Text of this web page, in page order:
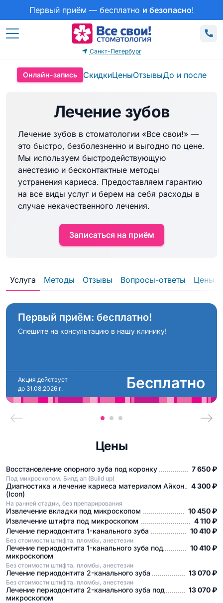
Первый приём — бесплатно и безопасно!
Санкт-Петербург
Онлайн-запись СкидкиЦеныОтзывыДо и после
Лечение зубов
Лечение зубов в стоматологии «Все свои!» —
это быстро, безболезненно и выгодно по цене.
Мы используем быстродействующую
анестезию и бесконтактные методы
устранения кариеса. Предоставляем гарантию
на все виды услуг и берем на себя расходы в
случае некачественного лечения.
Записаться на приём
Услуга Методы Отзывы Вопросы-ответы Цены
Первый приём: бесплатно!
Спешите на консультацию в нашу клинику!
Акция действует
до 31.08.2026 г.
Бесплатно
Цены
Восстановление опорного зуба под коронку
Под микроскопом. Билд ап (Build up)
7 650 ₽
Диагностика и лечение кариеса материалом Айкон
(Icon)
На ранней стадии, без препарирования
4 300 ₽
Извлечение вкладки под микроскопом
10 450 ₽
Извлечение штифта под микроскопом
4 110 ₽
Лечение периодонтита 1-канального зуба
Без стоимости штифта, пломбы, анестезии
10 410 ₽
Лечение периодонтита 1-канального зуба под
микроскопом
Без стоимости штифта, пломбы, анестезии
10 410 ₽
Лечение периодонтита 2-канального зуба
Без стоимости штифта, пломбы, анестезии
13 070 ₽
Лечение периодонтита 2-канального зуба под
микроскопом
13 070 ₽